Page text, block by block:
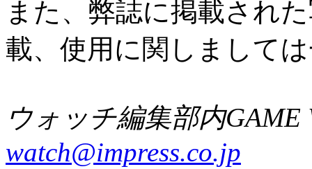
また、弊誌に掲載され
載、使用に関しまして
ウォッチ編集部内GAME
watch@impress.co.jp